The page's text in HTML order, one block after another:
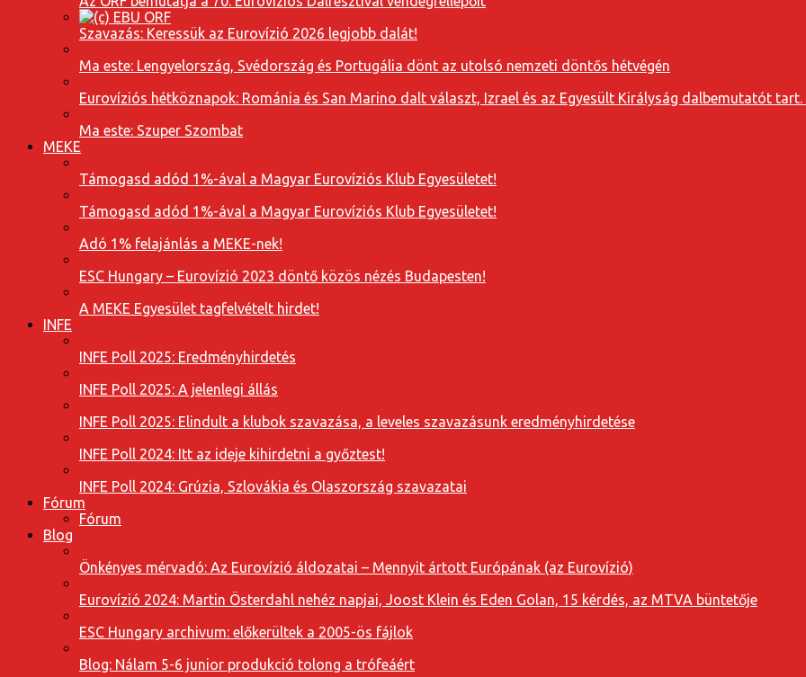
Szavazás: Keressük az Eurovízió 2026 legjobb dalát!
Ma este: Lengyelország, Svédország és Portugália dönt az utolsó nemzeti döntős hétvégén
Eurovíziós hétköznapok: Románia és San Marino dalt választ, Izrael és az Egyesült Királyság dalbemutatót tart.
Ma este: Szuper Szombat
MEKE
Támogasd adód 1%-ával a Magyar Eurovíziós Klub Egyesületet!
Támogasd adód 1%-ával a Magyar Eurovíziós Klub Egyesületet!
Adó 1% felajánlás a MEKE-nek!
ESC Hungary – Eurovízió 2023 döntő közös nézés Budapesten!
A MEKE Egyesület tagfelvételt hirdet!
INFE
INFE Poll 2025: Eredményhirdetés
INFE Poll 2025: A jelenlegi állás
INFE Poll 2025: Elindult a klubok szavazása, a leveles szavazásunk eredményhirdetése
INFE Poll 2024: Itt az ideje kihirdetni a győztest!
INFE Poll 2024: Grúzia, Szlovákia és Olaszország szavazatai
Fórum
Fórum
Blog
Önkényes mérvadó: Az Eurovízió áldozatai – Mennyit ártott Európának (az Eurovízió)
Eurovízió 2024: Martin Österdahl nehéz napjai, Joost Klein és Eden Golan, 15 kérdés, az MTVA büntetője
ESC Hungary archivum: előkerültek a 2005-ös fájlok
Blog: Nálam 5-6 junior produkció tolong a trófeáért